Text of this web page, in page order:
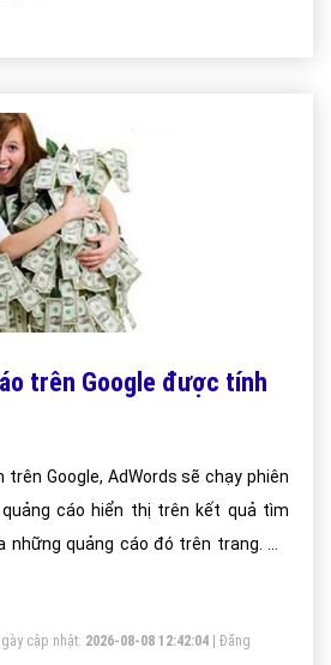
trên Google được tính
trên Google, AdWords sẽ chạy phiên
cáo hiển thị trên kết quả tìm
những quảng cáo đó trên trang. Để
cập nhật: 2026-08-08 12:42:04
Đăng